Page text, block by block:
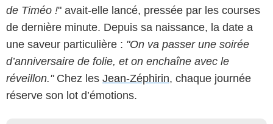
de Timéo !" avait-elle lancé, pressée par les courses
de dernière minute. Depuis sa naissance, la date a
une saveur particulière : "On va passer une soirée
d’anniversaire de folie, et on enchaîne avec le
réveillon."Chez les Jean-Zéphirin, chaque journée
réserve son lot d’émotions.